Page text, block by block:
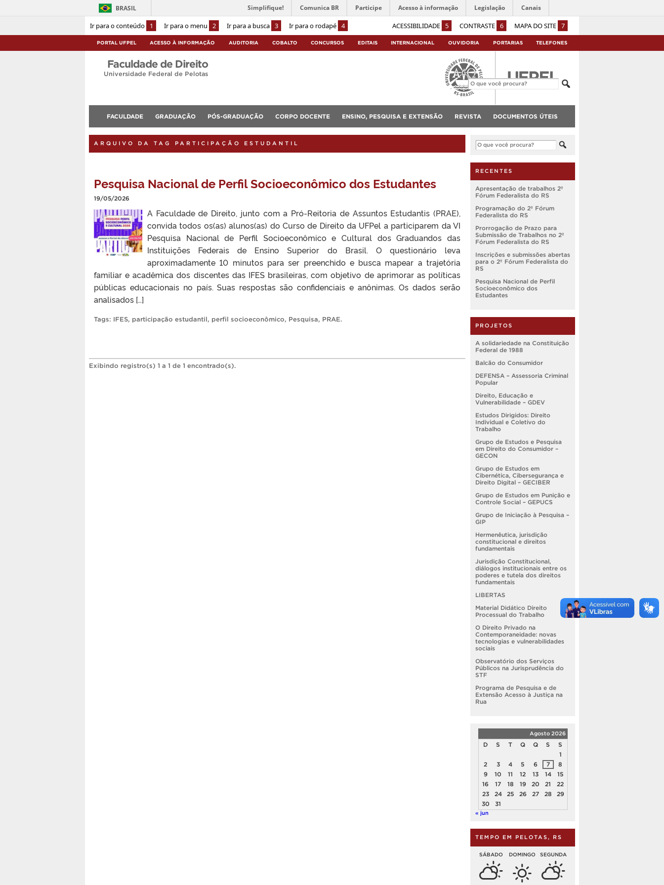
Ir para o conteúdo 1 Ir para o menu 2 Ir para a busca 3 Ir para o rodapé 4 ACESSIBILIDADE 5 CONTRASTE 6 MAPA DO SITE 7
BRASIL Simplifique! Comunica BR Participe Acesso à informação Legislação Canais
PORTAL UFPEL ACESSO À INFORMAÇÃO AUDITORIA COBALTO CONCURSOS EDITAIS INTERNACIONAL OUVIDORIA PORTARIAS TELEFONES
Faculdade de Direito
Universidade Federal de Pelotas
FACULDADE GRADUAÇÃO PÓS-GRADUAÇÃO CORPO DOCENTE ENSINO, PESQUISA E EXTENSÃO REVISTA DOCUMENTOS ÚTEIS
ARQUIVO DA TAG PARTICIPAÇÃO ESTUDANTIL
Pesquisa Nacional de Perfil Socioeconômico dos Estudantes
19/05/2026
A Faculdade de Direito, junto com a Pró-Reitoria de Assuntos Estudantis (PRAE),
convida todos os(as) alunos(as) do Curso de Direito da UFPel a participarem da VI
Pesquisa Nacional de Perfil Socioeconômico e Cultural dos Graduandos das
Instituições Federais de Ensino Superior do Brasil. O questionário leva
aproximadamente 10 minutos para ser preenchido e busca mapear a trajetória
familiar e acadêmica dos discentes das IFES brasileiras, com objetivo de aprimorar as políticas
públicas educacionais no país. Suas respostas são confidenciais e anônimas. Os dados serão
analisados […]
Tags: IFES, participação estudantil, perfil socioeconômico, Pesquisa, PRAE.
Exibindo registro(s) 1 a 1 de 1 encontrado(s).
RECENTES
Apresentação de trabalhos 2º
Fórum Federalista do RS
Programação do 2º Fórum
Federalista do RS
Prorrogação de Prazo para
Submissão de Trabalhos no 2º
Fórum Federalista do RS
Inscrições e submissões abertas
para o 2º Fórum Federalista do
RS
Pesquisa Nacional de Perfil
Socioeconômico dos
Estudantes
PROJETOS
A solidariedade na Constituição
Federal de 1988
Balcão do Consumidor
DEFENSA – Assessoria Criminal
Popular
Direito, Educação e
Vulnerabilidade – GDEV
Estudos Dirigidos: Direito
Individual e Coletivo do
Trabalho
Grupo de Estudos e Pesquisa
em Direito do Consumidor –
GECON
Grupo de Estudos em
Cibernética, Cibersegurança e
Direito Digital – GECIBER
Grupo de Estudos em Punição e
Controle Social – GEPUCS
Grupo de Iniciação à Pesquisa –
GIP
Hermenêutica, jurisdição
constitucional e direitos
fundamentais
Jurisdição Constitucional,
diálogos institucionais entre os
poderes e tutela dos direitos
fundamentais
LIBERTAS
Material Didático Direito
Processual do Trabalho
O Direito Privado na
Contemporaneidade: novas
tecnologias e vulnerabilidades
sociais
Observatório dos Serviços
Públicos na Jurisprudência do
STF
Programa de Pesquisa e de
Extensão Acesso à Justiça na
Rua
Agosto 2026
D S T Q Q S
S
1
2
3 4 5 6 7
8
9
10 11 12 13 14
15
16
17 18 19 20 21
22
23
24 25 26 27 28
29
30
31
« jun
TEMPO EM PELOTAS, RS
SÁBADO DOMINGO SEGUNDA